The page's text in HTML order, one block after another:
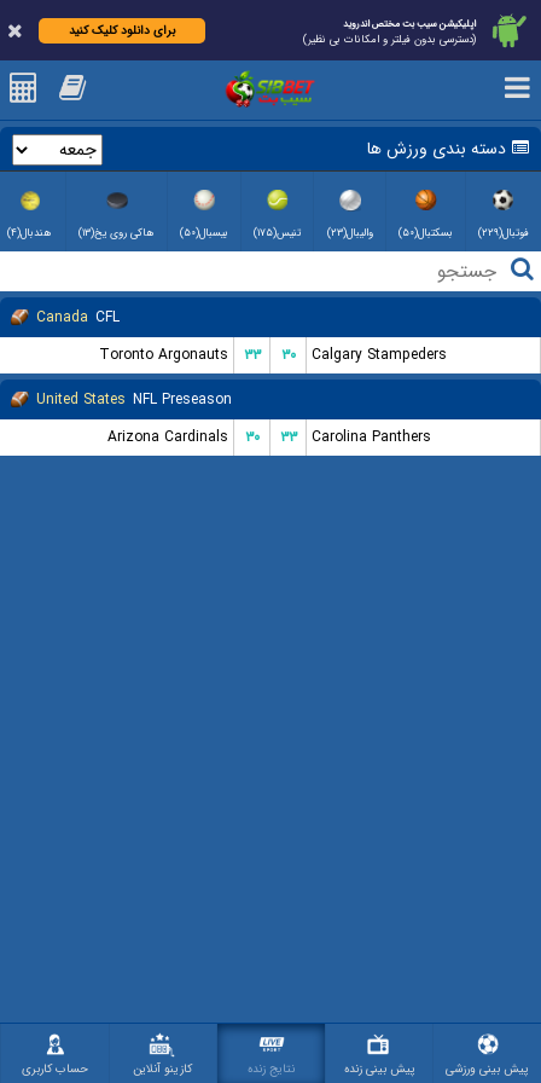
اپلیکیشن سیب بت مختص اندروید
(دسترسی بدون فیلتر و امکانات بی نظیر)
برای دانلود کلیک کنید
دسته بندی ورزش ها
فوتبال(۲۲۹) بسکتبال(۵۰) والیبال(۲۳) تنیس(۱۷۵) بیسبال(۵۰) هاکی روی یخ(۱۳) هندبال(۴)
Canada CFL
Toronto Argonauts
۳۳ ۳۰
Calgary Stampeders
United States NFL Preseason
Arizona Cardinals
۳۰ ۳۳ Carolina Panthers
پیش بینی ورزشی پیش بینی زنده نتایج زنده کازینو آنلاین حساب کاربری